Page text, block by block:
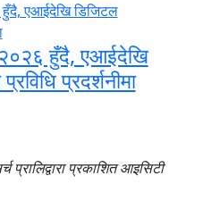
हुँदै, एआईदेखि
प्रदर्शनीमा
प्रालिद्वारा प्रकाशित आइसिटी